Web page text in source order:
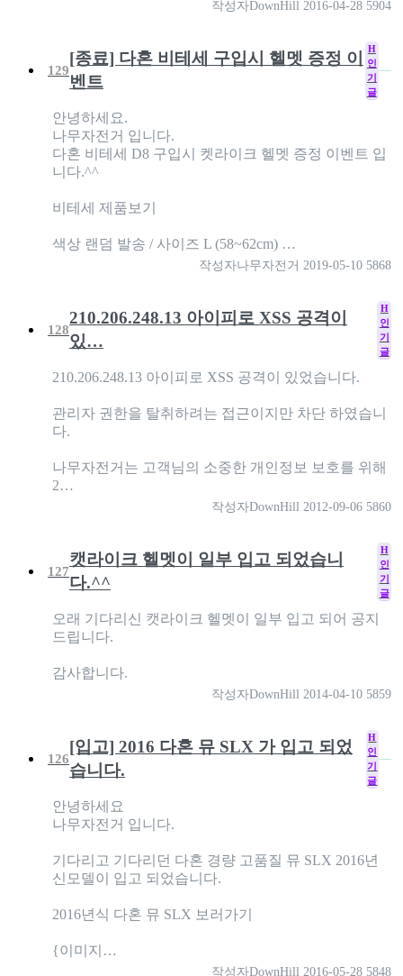
작성자DownHill 2016-04-28 5904
129
[종료] 다혼 비테세 구입시 헬멧 증정 이
벤트
H
인
기
글
안녕하세요.
나무자전거 입니다.
다혼 비테세 D8 구입시 켓라이크 헬멧 증정 이벤트 입
니다.^^
비테세 제품보기
색상 랜덤 발송 / 사이즈 L (58~62cm) …
작성자나무자전거 2019-05-10 5868
128
210.206.248.13 아이피로 XSS 공격이
있…
H
인
기
글
210.206.248.13 아이피로 XSS 공격이 있었습니다.
관리자 권한을 탈취하려는 접근이지만 차단 하였습니
다.
나무자전거는 고객님의 소중한 개인정보 보호를 위해
2…
작성자DownHill 2012-09-06 5860
127
캣라이크 헬멧이 일부 입고 되었습니
다.^^
H
인
기
글
오래 기다리신 캣라이크 헬멧이 일부 입고 되어 공지
드립니다.
감사합니다.
작성자DownHill 2014-04-10 5859
126
[입고] 2016 다혼 뮤 SLX 가 입고 되었
습니다.
H
인
기
글
안녕하세요
나무자전거 입니다.
기다리고 기다리던 다혼 경량 고품질 뮤 SLX 2016년
신모델이 입고 되었습니다.
2016년식 다혼 뮤 SLX 보러가기
{이미지…
작성자DownHill 2016-05-28 5848